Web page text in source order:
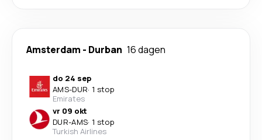
Amsterdam - Durban 16 dagen
do 24 sep
AMS-DUR· 1 stop
Emirates
vr 09 okt
DUR-AMS· 1 stop
Turkish Airlines